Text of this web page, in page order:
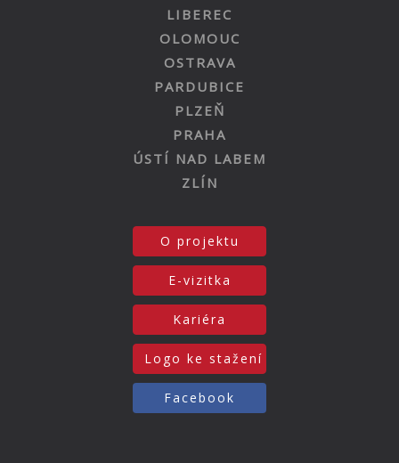
LIBEREC
OLOMOUC
OSTRAVA
PARDUBICE
PLZEŇ
PRAHA
ÚSTÍ NAD LABEM
ZLÍN
O projektu
E-vizitka
Kariéra
Logo ke stažení
Facebook